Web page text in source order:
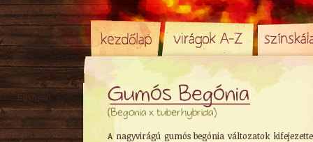
Gumós Begónia
(Begonia x tuberhybrida)
A nagyvirágú gumós begónia változatok
Egynyári
Évelő
Hagyma/ Gumó